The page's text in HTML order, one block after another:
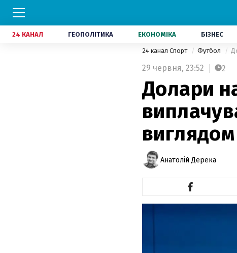
24 КАНАЛ ГЕОПОЛІТИКА ЕКОНОМІКА БІЗНЕС
24 канал Спорт Футбол
29 червня, 23:52 2
Долари
Анатолій Дерека